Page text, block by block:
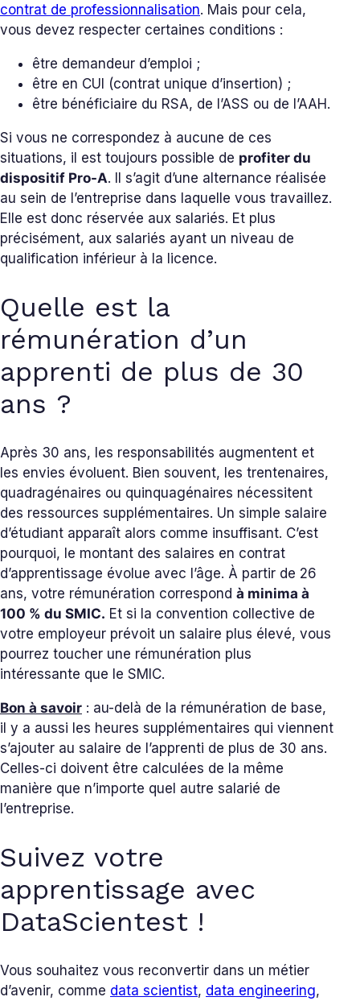
contrat de professionnalisation. Mais pour cela,
vous devez respecter certaines conditions :
être demandeur d’emploi ;
être en CUI (contrat unique d’insertion) ;
être bénéficiaire du RSA, de l’ASS ou de l’AAH.
Si vous ne correspondez à aucune de ces
situations, il est toujours possible de profiter du
dispositif Pro-A. Il s’agit d’une alternance réalisée
au sein de l’entreprise dans laquelle vous travaillez.
Elle est donc réservée aux salariés. Et plus
précisément, aux salariés ayant un niveau de
qualification inférieur à la licence.
Quelle est la
rémunération d’un
apprenti de plus de 30
ans ?
Après 30 ans, les responsabilités augmentent et
les envies évoluent. Bien souvent, les trentenaires,
quadragénaires ou quinquagénaires nécessitent
des ressources supplémentaires. Un simple salaire
d’étudiant apparaît alors comme insuffisant. C’est
pourquoi, le montant des salaires en contrat
d’apprentissage évolue avec l’âge. À partir de 26
ans, votre rémunération correspond à minima à
100 % du SMIC. Et si la convention collective de
votre employeur prévoit un salaire plus élevé, vous
pourrez toucher une rémunération plus
intéressante que le SMIC.
Bon à savoir : au-delà de la rémunération de base,
il y a aussi les heures supplémentaires qui viennent
s’ajouter au salaire de l’apprenti de plus de 30 ans.
Celles-ci doivent être calculées de la même
manière que n’importe quel autre salarié de
l’entreprise.
Suivez votre
apprentissage avec
DataScientest !
Vous souhaitez vous reconvertir dans un métier
d’avenir, comme data scientist, data engineering,